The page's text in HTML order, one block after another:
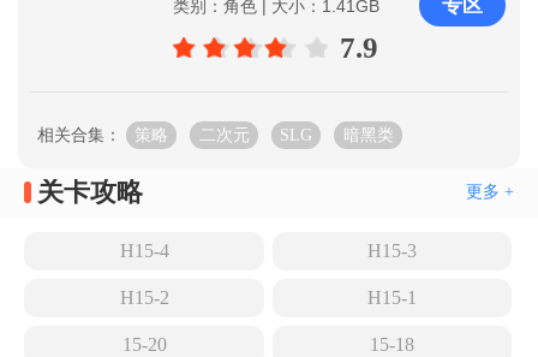
类别：角色 | 大小：1.41GB
7.9
专区
相关合集： 策略 二次元 SLG 暗黑类
关卡攻略 更多 +
H15-4 H15-3
H15-2 H15-1
15-20 15-18